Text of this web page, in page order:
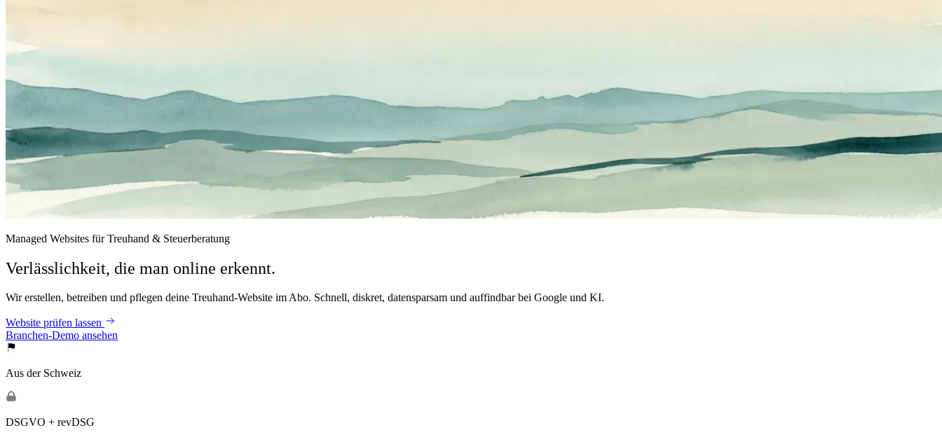
Managed Websites für Treuhand & Steuerberatung
Verlässlichkeit, die man online erkennt.
Wir erstellen, betreiben und pflegen deine Treuhand-Website im Abo. Schnell, diskret, datensparsam und auffindbar bei Google und KI.
Website prüfen lassen
Branchen-Demo ansehen
Aus der Schweiz
DSGVO + revDSG